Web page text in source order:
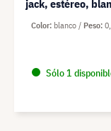
jack, estéreo,
Sólo 1
Color blanco Peso